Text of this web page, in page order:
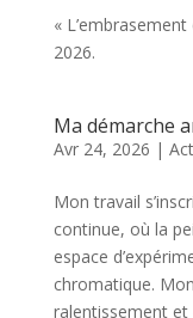
«
2026.
Ma démarche
Avr 24, 2026 |
Mon travail
continue, où la
espace
chromatique.
ralentissement et